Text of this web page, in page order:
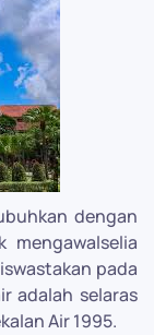
dengan
pada
adalah selaras
Air 1995.